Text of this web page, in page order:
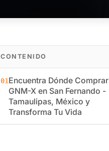
CONTENIDO
01Encuentra Dónde Comprar
GNM-X en San Fernando -
Tamaulipas, México y
Transforma Tu Vida